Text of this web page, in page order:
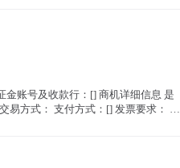
金账号及收款行：[] 商机详细信息 是
易方式： 支付方式：[] 发票要求： 所